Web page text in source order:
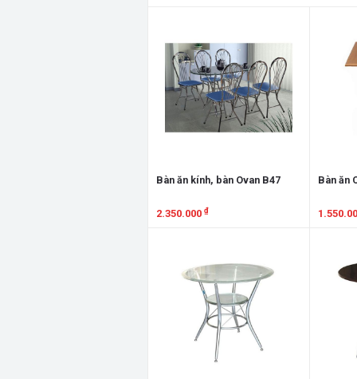
Bàn ăn kính, bàn Ovan B47
2.350.000 ₫
Bàn ăn